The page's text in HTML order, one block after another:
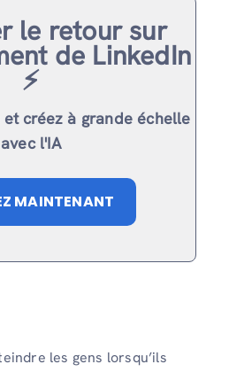
le retour sur
de LinkedIn
⚡️
créez à grande échelle
avec l'IA
MAINTENANT
les gens lorsqu’ils